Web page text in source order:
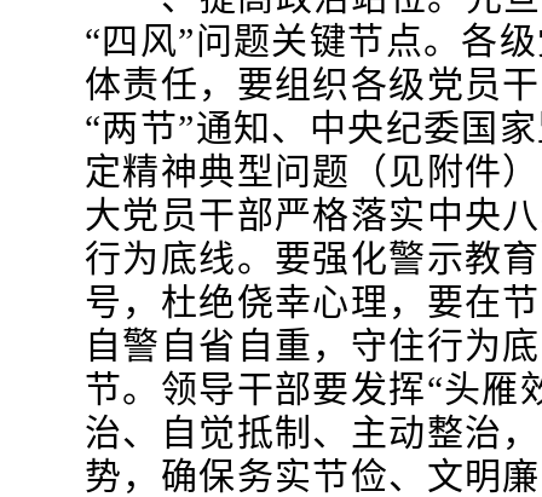
“四风”问题关键节点。各
体责任，要组织各级党员
“两节”通知、中央纪委国
定精神典型问题（见附件
大党员干部严格落实中央
行为底线。要强化警示教
号，杜绝侥幸心理，要在
自警自省自重，守住行为
节。领导干部要发挥“头雁
治、自觉抵制、主动整治
势，确保务实节俭、文明